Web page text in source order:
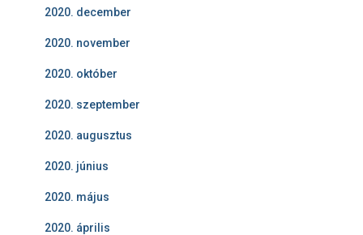
2020. december
2020. november
2020. október
2020. szeptember
2020. augusztus
2020. június
2020. május
2020. április